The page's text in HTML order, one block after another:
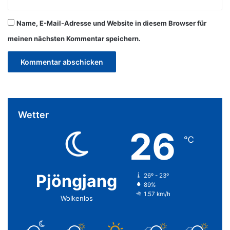
Name, E-Mail-Adresse und Website in diesem Browser für
meinen nächsten Kommentar speichern.
Wetter
Pjöngjang
Wolkenlos
26 ℃
26º - 23º
89%
1.57 km/h